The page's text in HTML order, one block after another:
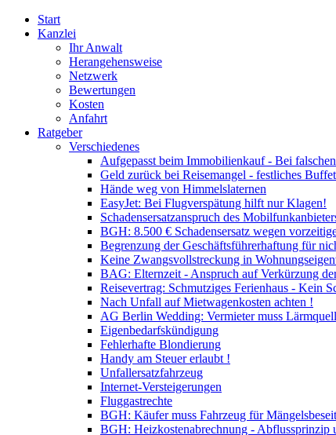
Start
Kanzlei
Ihr Anwalt
Herangehensweise
Netzwerk
Bewertungen
Kosten
Anfahrt
Ratgeber
Verschiedenes
Aufgepasst beim Immobilienkauf - Bei
Geld zurück bei Reisemangel - festliches
Hände weg von Himmelslaternen
EasyJet: Bei Flugverspätung hilft nur Klagen!
Schadensersatzanspruch des
BGH: 8.500 € Schadensersatz wegen
Begrenzung der Geschäftsführerhaftung für
Keine Zwangsvollstreckung in
BAG: Elternzeit - Anspruch auf Verkürzung
Reisevertrag: Schmutziges Ferienhaus - Kein
Nach Unfall auf Mietwagenkosten achten !
AG Berlin Wedding: Vermieter muss
Eigenbedarfskündigung
Fehlerhafte Blondierung
Handy am Steuer erlaubt !
Unfallersatzfahrzeug
Internet-Versteigerungen
Fluggastrechte
BGH: Käufer muss Fahrzeug für
BGH: Heizkostenabrechnung - Abflussprinzip